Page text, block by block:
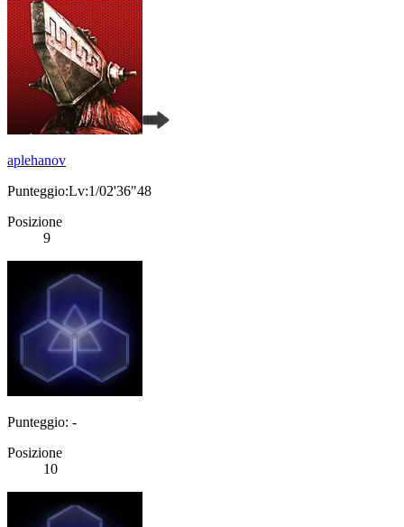
aplehanov
Punteggio:Lv:1/02'36"48
Posizione
9
Punteggio: -
Posizione
10